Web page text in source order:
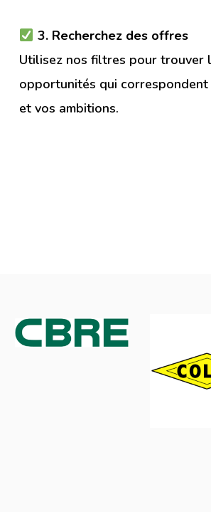
3. Recherchez des offres
Utilisez nos filtres pour trouver
opportunités qui
et vos ambitions.